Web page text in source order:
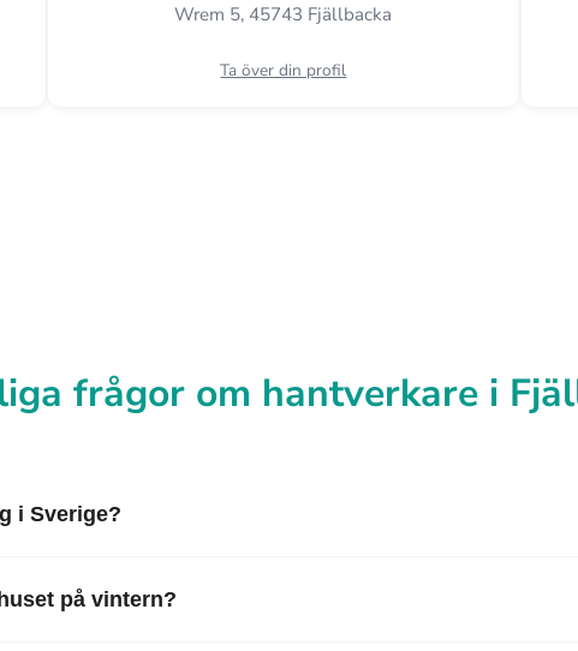
Wrem 5, 45743 Fjällbacka
Ta över din profil
frågor om hantverkare i
i Sverige?
på vintern?